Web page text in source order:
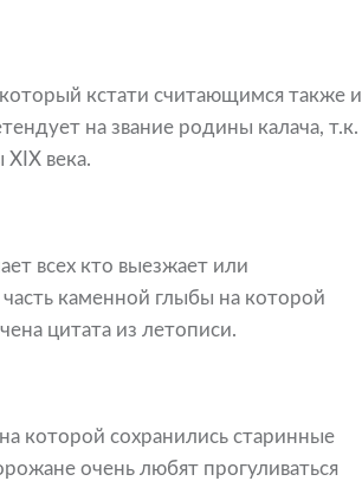
кстати считающимся также и
на звание родины калача, т.к.
века.
всех кто выезжает или
каменной глыбы на которой
цитата из летописи.
которой сохранились старинные
очень любят прогуливаться